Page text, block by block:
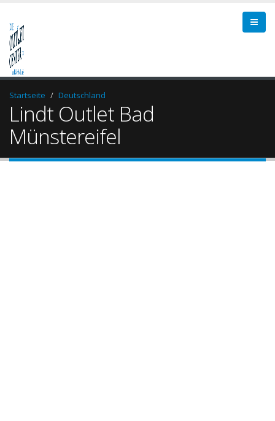
Startseite Deutschland
Lindt Outlet Bad
Münstereifel